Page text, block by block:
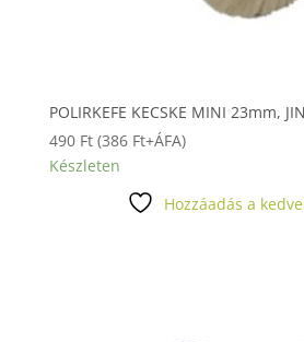
POLIRKEFE KECSKE MINI 23mm,
490 Ft (386 Ft+ÁFA)
Készleten
Hozzáadás a